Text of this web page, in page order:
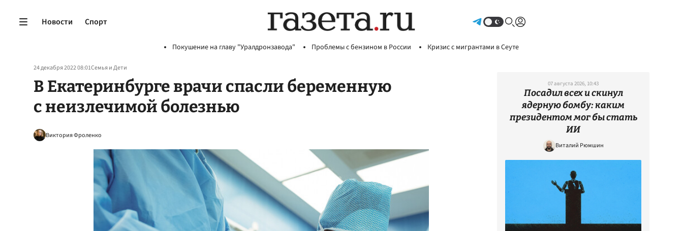
Новости Спорт
Покушение на главу "Уралдронзавода" Проблемы с бензином в России Кризис с мигрантами в Сеуте
24 декабря 2022 08:01Семья и Дети
В Екатеринбурге врачи спасли беременную
с неизлечимой болезнью
Виктория Фроленко
07 августа 2026, 10:43
Посадил всех и скинул
ядерную бомбу: каким
президентом мог бы стать
ИИ
Виталий Рюмшин